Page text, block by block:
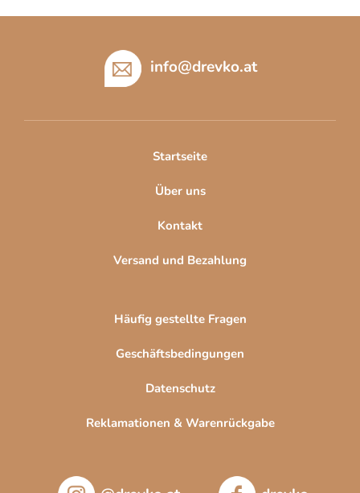
info@drevko.at
Startseite
Über uns
Kontakt
Versand und Bezahlung
Häufig gestellte Fragen
Geschäftsbedingungen
Datenschutz
Reklamationen & Warenrückgabe